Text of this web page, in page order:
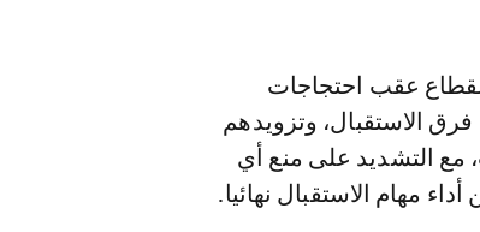
عقب احتجاجات
الاستقبال، وتزويدهم
مع التشديد على منع أي
مهام الاستقبال نهائيا.